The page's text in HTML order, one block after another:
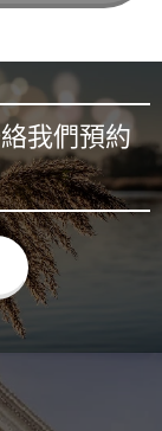
我們預約